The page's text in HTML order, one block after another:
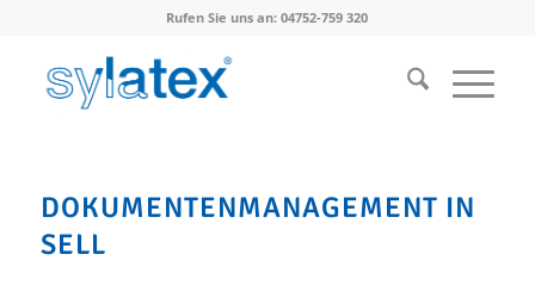
Rufen Sie uns an: 04752-759 320
DOKUMENTENMANAGEMENT IN
SELL